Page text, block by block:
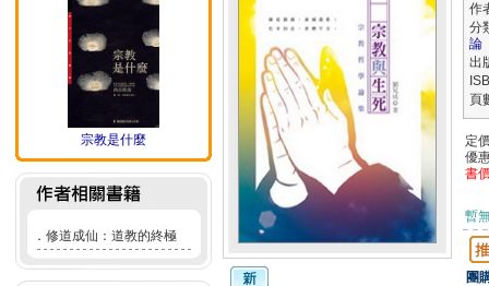
宗教是什麼
． 修道成仙：道教的終極
作
分
論
出
頁
定
優
書
暫
團